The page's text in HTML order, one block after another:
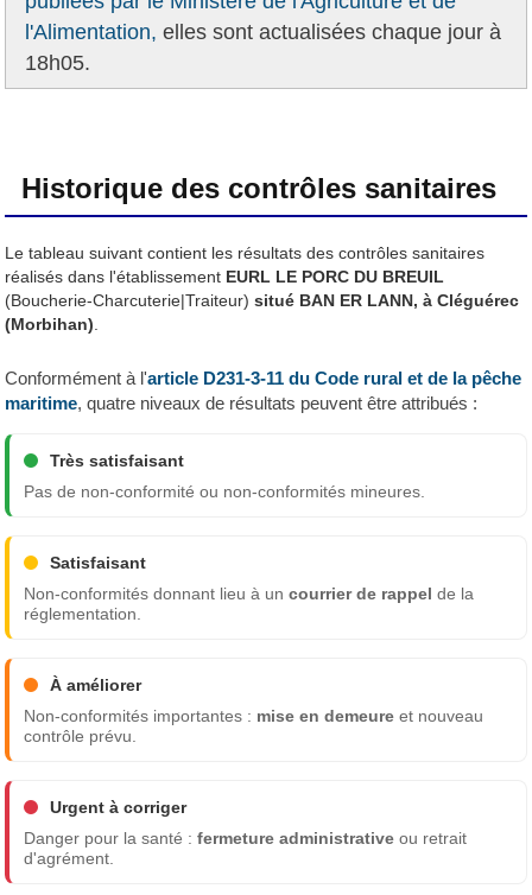
l'Alimentation, elles sont actualisées chaque jour à
18h05.
Historique des contrôles sanitaires
Le tableau suivant contient les résultats des contrôles sanitaires
réalisés dans l'établissement EURL LE PORC DU BREUIL
(Boucherie-Charcuterie|Traiteur) situé BAN ER LANN, à Cléguérec
(Morbihan)
Conformément à l'article D231-3-11 du Code rural et de la pêche
maritime, quatre niveaux de résultats peuvent être attribués :
Très satisfaisant
Pas de non-conformité ou non-conformités mineures.
Satisfaisant
Non-conformités donnant lieu à uncourrier de rappel de la
réglementation.
À améliorer
Non-conformités importantes : mise en demeure et nouveau
contrôle prévu.
Urgent à corriger
Danger pour la santé :fermeture administrative ou retrait
d'agrément.